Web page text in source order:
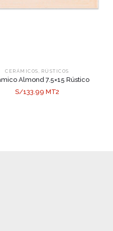
CERÁMICOS , RÚSTICOS
Almond 7.5×15 Rústico
S/133.99 MT2